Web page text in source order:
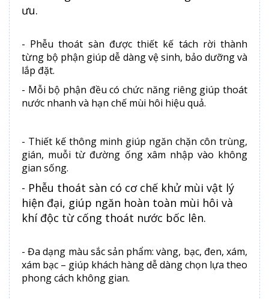
ưu.
- Phễu thoát sàn được thiết kế tách rời thành
từng bộ phận giúp dễ dàng vệ sinh, bảo dưỡng và
lắp đặt.
- Mỗi bộ phận đều có chức năng riêng giúp thoát
nước nhanh và hạn chế mùi hôi hiệu quả.
- Thiết kế thông minh giúp ngăn chặn côn trùng,
gián, muỗi từ đường ống xâm nhập vào không
gian sống.
- Phễu thoát sàn có cơ chế khử mùi vật lý
hiện đại, giúp ngăn hoàn toàn mùi hôi và
khí độc từ cống thoát nước bốc lên.
- Đa dạng màu sắc sản phẩm: vàng, bạc, đen, xám,
xám bạc – giúp khách hàng dễ dàng chọn lựa theo
phong cách không gian.